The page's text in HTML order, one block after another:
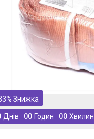
Днів 00 Годин 00 Хвилин